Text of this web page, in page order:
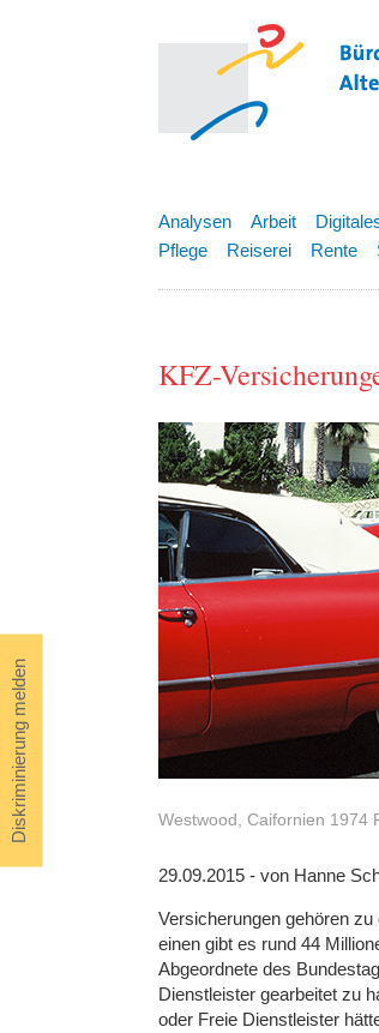
Diskriminierung melden
Analysen Arbeit
Pflege
Reiserei Rente
KFZ-
Westwood, Caifornien 1974
29.09.2015 - von Hanne
Versicherungen gehören
einen gibt es rund 44
Abgeordnete des
Dienstleister gearbeitet zu
oder Freie Dienstleister